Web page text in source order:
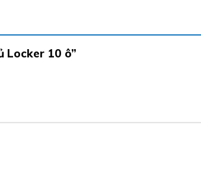
Locker 10 ô”